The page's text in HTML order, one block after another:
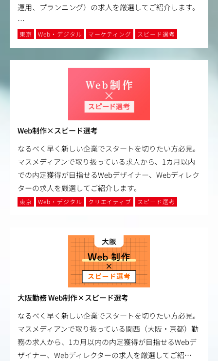
運用、プランニング）の求人を厳選してご紹介します。
…
東京 Web・デジタル マーケティング スピード選考
Web制作×スピード選考
なるべく早く新しい企業でスタートを切りたい方必見。
マスメディアンで取り扱っている求人から、1カ月以内
での内定獲得が目指せるWebデザイナー、Webディレク
ターの求人を厳選してご紹介します。
東京 Web・デジタル クリエイティブ スピード選考
大阪勤務 Web制作×スピード選考
なるべく早く新しい企業でスタートを切りたい方必見。
マスメディアンで取り扱っている関西（大阪・京都）勤
務の求人から、1カ月以内の内定獲得が目指せるWebデ
ザイナー、Webディレクターの求人を厳選してご紹…